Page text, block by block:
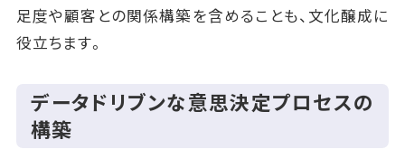
足度や顧客との関係構築を含めることも、文化醸成に
役立ちます。
データドリブンな意思決定プロセスの
構築